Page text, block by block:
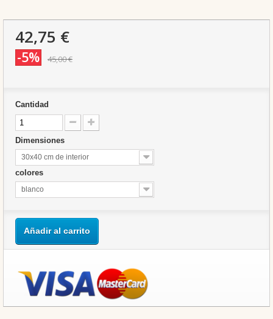
42,75 €
-5% 45,00 €
Cantidad
Dimensiones
30x40 cm de interior
colores
blanco
Añadir al carrito